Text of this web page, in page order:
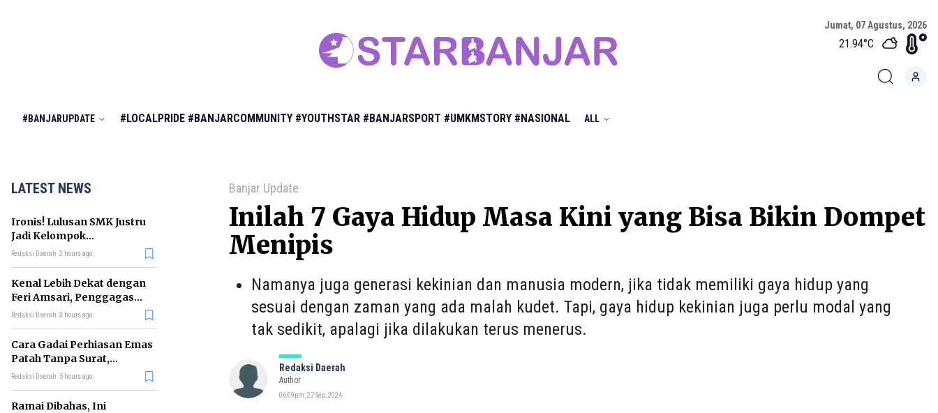
Jumat, 07 Agustus, 2026
21.94°C
#BANJARUPDATE #LOCALPRIDE #BANJARCOMMUNITY #YOUTHSTAR #BANJARSPORT #UMKMSTORY #NASIONAL ALL
LATEST NEWS
Ironis! Lulusan SMK Justru
Jadi Kelompok
Pengangguran Terbanyak
Redaksi Daerah 2 hours ago
Kenal Lebih Dekat dengan
Feri Amsari, Penggagas
Kabinet Bayangan
Redaksi Daerah 3 hours ago
Cara Gadai Perhiasan Emas
Patah Tanpa Surat,
Ternyata Tetap Bisa!
Redaksi Daerah 5 hours ago
Ramai Dibahas, Ini
Banjar Update
Inilah 7 Gaya Hidup Masa Kini yang Bisa Bikin Dompet
Menipis
Namanya juga generasi kekinian dan manusia modern, jika tidak memiliki gaya hidup yang
sesuai dengan zaman yang ada malah kudet. Tapi, gaya hidup kekinian juga perlu modal yang
tak sedikit, apalagi jika dilakukan terus menerus.
Redaksi Daerah
Author
06:09pm, 27 Sep, 2024